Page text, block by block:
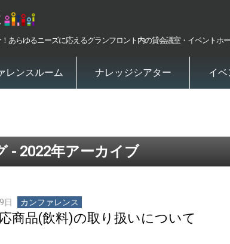
あらゆるニーズに応えるグランフロント内の貸会議室・イベントホ
レンスルーム ナレッジシアター イベ
- 2022年アーカイブ
日 カンファレンス
商品(飲料)の取り扱いについて